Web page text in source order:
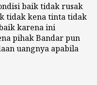
baik tidak rusak
tidak kena tinta tidak
karena ini
pihak Bandar pun
uangnya apabila